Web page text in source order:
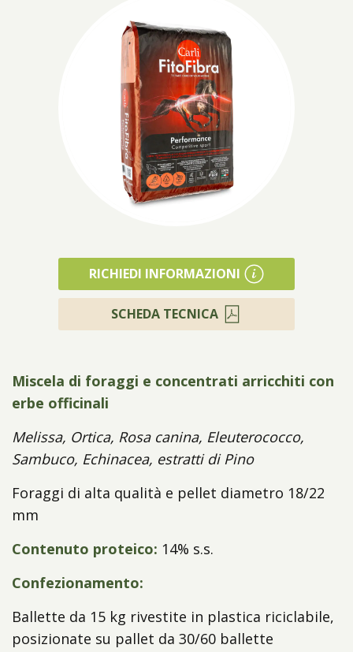
Animali
Prodotti
Miscela di foraggi e concentrati arricchiti con
erbe officinali
Melissa, Ortica, Rosa canina, Eleuterococco,
Sambuco, Echinacea, estratti di Pino
Foraggi di alta qualità e pellet diametro 18/22
mm
Contenuto proteico: 14% s.s.
Confezionamento:
Ballette da 15 kg rivestite in plastica riciclabile,
posizionate su pallet da 30/60 ballette
RICHIEDI INFORMAZIONI
SCHEDA TECNICA